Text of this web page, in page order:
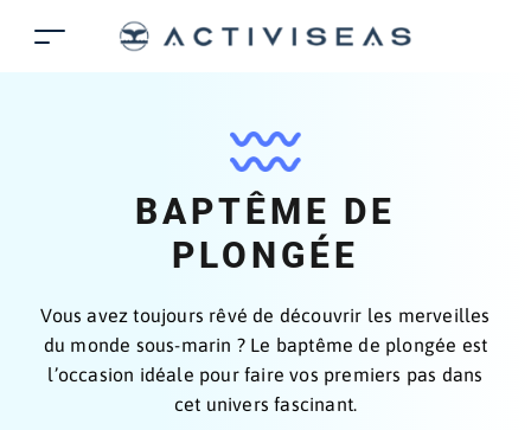
BAPTÊME DE
PLONGÉE
Vous avez toujours rêvé de découvrir les merveilles
du monde sous-marin ? Le baptême de plongée est
l’occasion idéale pour faire vos premiers pas dans
cet univers fascinant.